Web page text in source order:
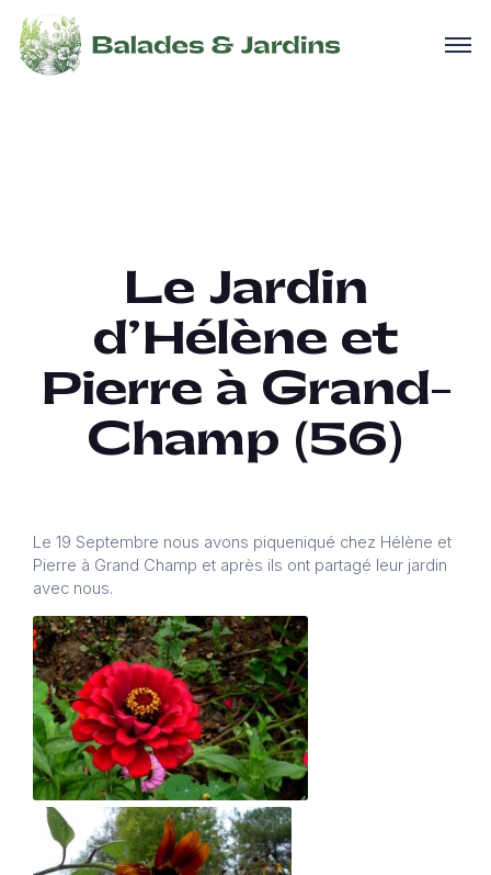
Le Jardin
d’Hélène et
Pierre à Grand-
Champ (56)
Le 19 Septembre nous avons piqueniqué chez Hélène et
Pierre à Grand Champ et après ils ont partagé leur jardin
avec nous.